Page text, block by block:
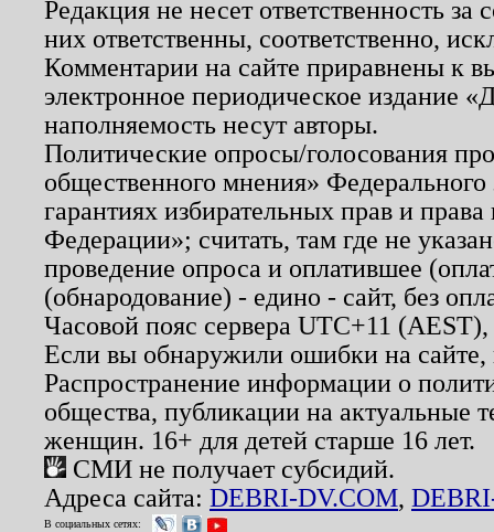
Редакция не несет ответственность
них ответственны, соответственно,
Комментарии на сайте приравнены к
электронное периодическое издание
наполняемость несут авторы.
Политические опросы/голосования
общественного мнения»
гарантиях избирательных прав и
Федерации»; считать, там где не
проведение опроса и оплатившее
(обнародование) - едино - сайт, без
Часовой пояс сервера UTC+11
Если вы обнаружили ошибки на
Распространение информации о
общества, публикации на актуальные
женщин. 16+ для детей старше 16 лет.
СМИ не получает субсидий.
Адреса сайта: DEBRI-DV.COM,
В социальных сетях: